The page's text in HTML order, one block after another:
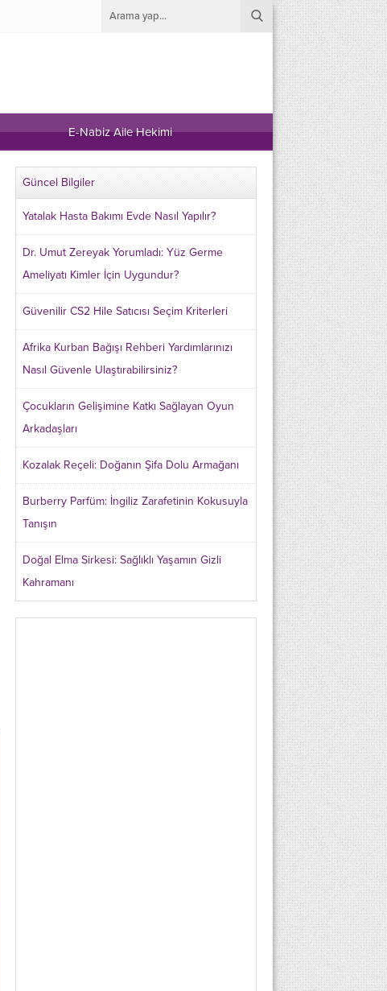
E-Nabiz Aile Hekimi
Güncel Bilgiler
Yatalak Hasta Bakımı Evde Nasıl Yapılır?
Dr. Umut Zereyak Yorumladı: Yüz Germe
Ameliyatı Kimler İçin Uygundur?
Güvenilir CS2 Hile Satıcısı Seçim Kriterleri
Afrika Kurban Bağışı Rehberi Yardımlarınızı
Nasıl Güvenle Ulaştırabilirsiniz?
Çocukların Gelişimine Katkı Sağlayan Oyun
Arkadaşları
Kozalak Reçeli: Doğanın Şifa Dolu Armağanı
Burberry Parfüm: İngiliz Zarafetinin Kokusuyla
Tanışın
Doğal Elma Sirkesi: Sağlıklı Yaşamın Gizli
Kahramanı